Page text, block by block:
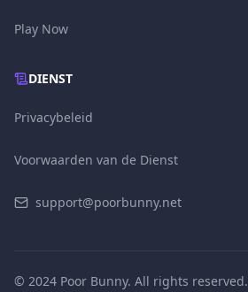
Play Now
DIENST
Privacybeleid
Voorwaarden van de Dienst
support@poorbunny.net
© 2024 Poor Bunny. All rights reserved.